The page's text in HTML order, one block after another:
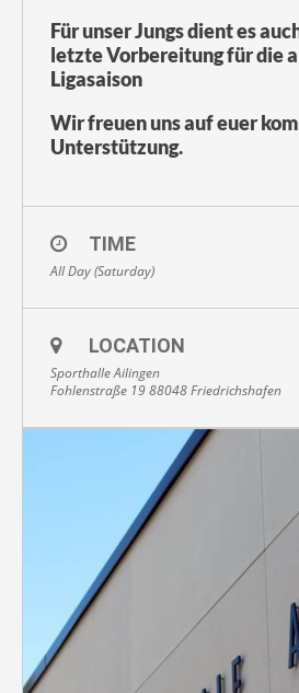
Für unser Jungs dient es
letzte Vorbereitung für die
Ligasaison
Wir freuen uns auf euer
Unterstützung.
TIME
All Day (Saturday)
LOCATION
Sporthalle Ailingen
Fohlenstraße 19 88048 Friedrichshafen